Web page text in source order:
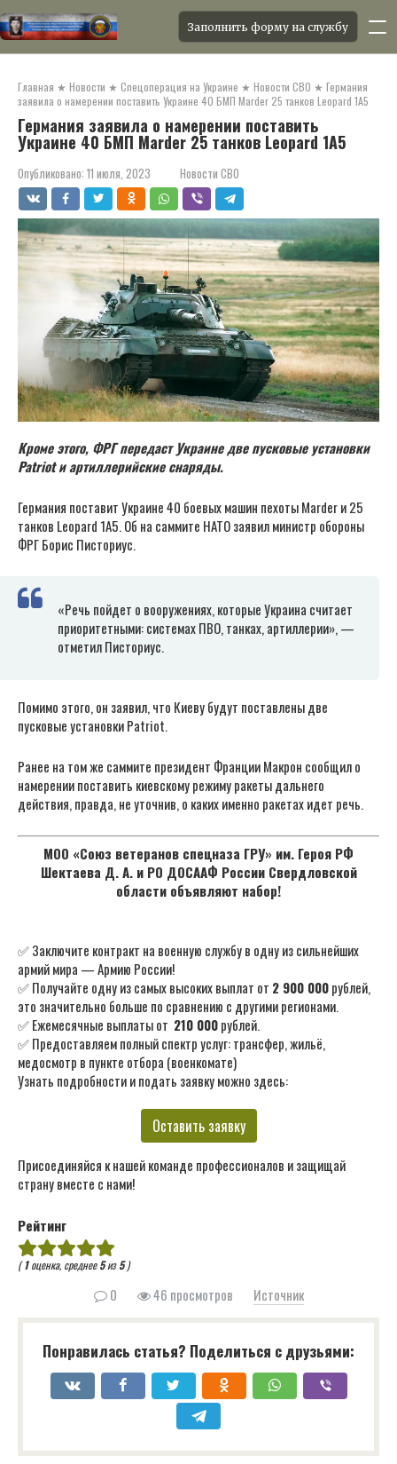
контенту
Заполнить форму на службу
Главная ★ Новости ★ Спецоперация на Украине ★ Новости СВО ★ Германия
заявила о намерении поставить Украине 40 БМП Marder 25 танков Leopard 1A5
Германия заявила о намерении поставить
Украине 40 БМП Marder 25 танков Leopard 1A5
Опубликовано: 11 июля, 2023 Новости СВО
Кроме этого, ФРГ передаст Украине две пусковые установки
Patriot и артиллерийские снаряды.
Германия поставит Украине 40 боевых машин пехоты Marder и 25
танков Leopard 1A5. Об на саммите НАТО заявил министр обороны
ФРГ Борис Писториус.
«Речь пойдет о вооружениях, которые Украина считает
приоритетными: системах ПВО, танках, артиллерии», —
отметил Писториус.
Помимо этого, он заявил, что Киеву будут поставлены две
пусковые установки Patriot.
Ранее на том же саммите президент Франции Макрон сообщил о
намерении поставить киевскому режиму ракеты дальнего
действия, правда, не уточнив, о каких именно ракетах идет речь.
МОО «Союз ветеранов спецназа ГРУ» им. Героя РФ
Шектаева Д. А. и РО ДОСААФ России Свердловской
области объявляют набор!
✅ Заключите контракт на военную службу в одну из сильнейших
армий мира — Армию России!
✅ Получайте одну из самых высоких выплат от 2 900 000рублей,
это значительно больше по сравнению с другими регионами.
✅ Ежемесячные выплаты от 210 000рублей.
✅ Предоставляем полный спектр услуг: трансфер, жильё,
медосмотр в пункте отбора (военкомате)
Узнать подробности и подать заявку можно здесь:
Оставить заявку
Присоединяйся к нашей команде профессионалов и защищай
страну вместе с нами!
Рейтинг
(1оценка, среднее5из5)
0 46 просмотров Источник
Понравилась статья? Поделиться с друзьями: